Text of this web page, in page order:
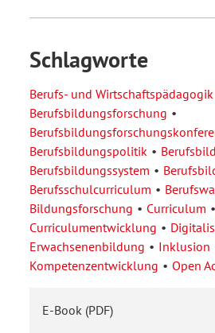
Schlagworte
Berufs- und Wirtschaftspädagogik
Berufsbildungsforschung
Berufsbildungspolitik
Berufsbildungssystem
Berufsschulcurriculum
Bildungsforschung
Curriculum
Curriculumentwicklung
Erwachsenenbildung
Inklusion
Kompetenzentwicklung
Open
E-Book (PDF)